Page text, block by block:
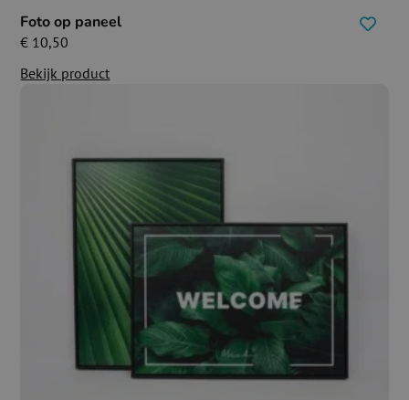
Foto op paneel
€ 10,50
Bekijk product